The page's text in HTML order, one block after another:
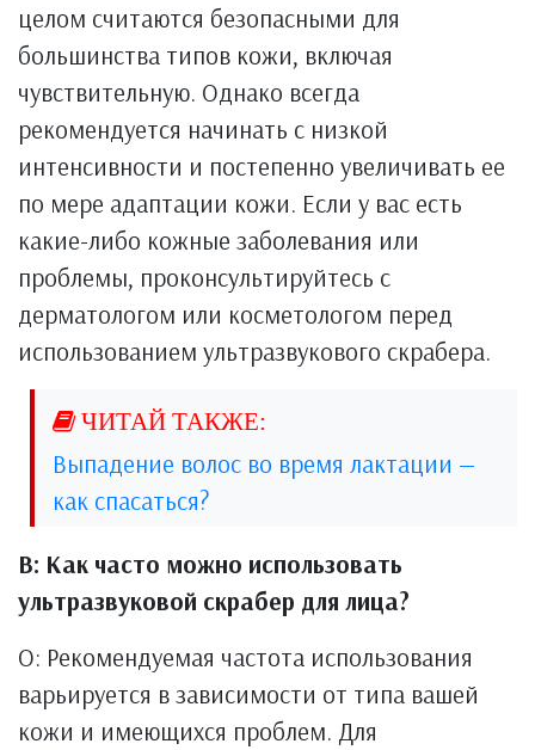
целом считаются безопасными для
большинства типов кожи, включая
чувствительную. Однако всегда
рекомендуется начинать с низкой
интенсивности и постепенно увеличивать ее
по мере адаптации кожи. Если у вас есть
какие-либо кожные заболевания или
проблемы, проконсультируйтесь с
дерматологом или косметологом перед
использованием ультразвукового скрабера.
Выпадение волос во время лактации —
как спасаться?
В: Как часто можно использовать
ультразвуковой скрабер для лица?
О: Рекомендуемая частота использования
варьируется в зависимости от типа вашей
кожи и имеющихся проблем. Для